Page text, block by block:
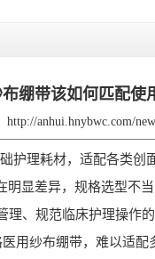
绷带该如何匹配使
http://anhui.hnybwc.com/
理耗材，适配各类创
明显差异，规格选型不
、规范临床护理操作的
纱布绷带，难以适配